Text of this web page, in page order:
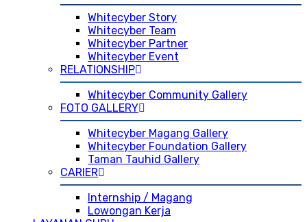
Whitecyber Story
Whitecyber Team
Whitecyber Partner
Whitecyber Event
RELATIONSHIP
Whitecyber Community Gallery
FOTO GALLERY
Whitecyber Magang Gallery
Whitecyber Foundation Gallery
Taman Tauhid Gallery
CARIER
Internship / Magang
Lowongan Kerja